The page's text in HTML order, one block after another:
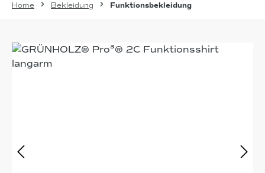
Home Bekleidung Funktionsbekleidung
Bildergalerie überspringen